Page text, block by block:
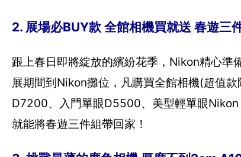
2. 展場必BUY款 全館相機買就送 春遊
跟上春日即將綻放的繽紛花季，Nikon精心
展期間到Nikon攤位，凡購買全館相機(超值
D7200、入門單眼D5500、美型輕單眼
就能將春遊三件組帶回家！